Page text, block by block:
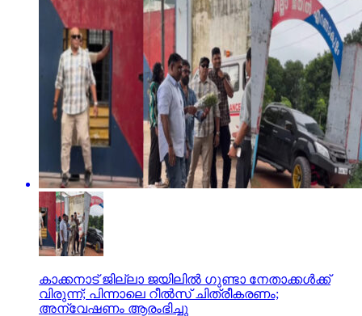
കാക്കനാട് ജില്ലാ ജയിലില്‍ ഗുണ്ടാ നേതാക്കള്‍ക്ക്
വിരുന്ന്; പിന്നാലെ റീല്‍സ് ചിത്രീകരണം;
അന്വേഷണം ആരംഭിച്ചു